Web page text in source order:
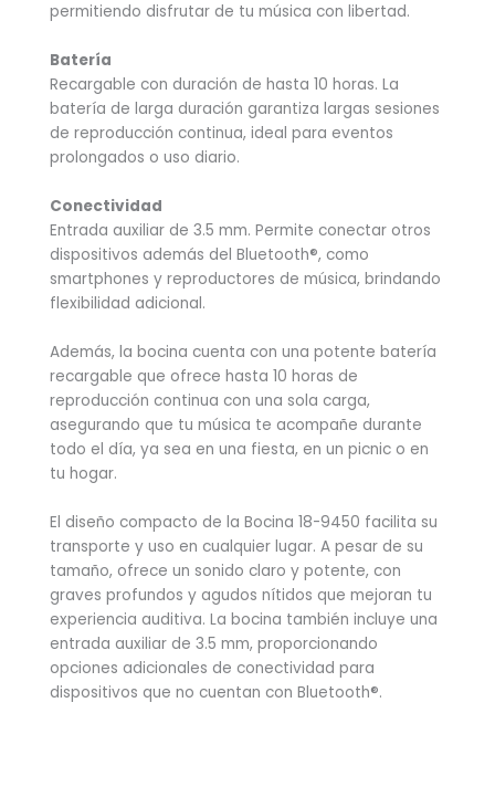
permitiendo disfrutar de tu música con libertad.
Batería
Recargable con duración de hasta 10 horas. La
batería de larga duración garantiza largas sesiones
de reproducción continua, ideal para eventos
prolongados o uso diario.
Conectividad
Entrada auxiliar de 3.5 mm. Permite conectar otros
dispositivos además del Bluetooth®, como
smartphones y reproductores de música, brindando
flexibilidad adicional.
Además, la bocina cuenta con una potente batería
recargable que ofrece hasta 10 horas de
reproducción continua con una sola carga,
asegurando que tu música te acompañe durante
todo el día, ya sea en una fiesta, en un picnic o en
tu hogar.
El diseño compacto de la Bocina 18-9450 facilita su
transporte y uso en cualquier lugar. A pesar de su
tamaño, ofrece un sonido claro y potente, con
graves profundos y agudos nítidos que mejoran tu
experiencia auditiva. La bocina también incluye una
entrada auxiliar de 3.5 mm, proporcionando
opciones adicionales de conectividad para
dispositivos que no cuentan con Bluetooth®.